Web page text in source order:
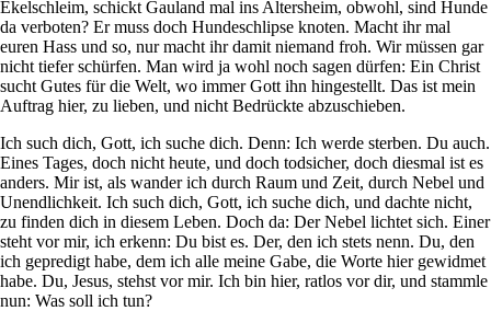
Ekelschleim, schickt Gauland mal ins Altersheim, obwohl, sind Hunde
da verboten? Er muss doch Hundeschlipse knoten. Macht ihr mal
euren Hass und so, nur macht ihr damit niemand froh. Wir müssen gar
nicht tiefer schürfen. Man wird ja wohl noch sagen dürfen: Ein Christ
sucht Gutes für die Welt, wo immer Gott ihn hingestellt. Das ist mein
Auftrag hier, zu lieben, und nicht Bedrückte abzuschieben.
Ich such dich, Gott, ich suche dich. Denn: Ich werde sterben. Du auch.
Eines Tages, doch nicht heute, und doch todsicher, doch diesmal ist es
anders. Mir ist, als wander ich durch Raum und Zeit, durch Nebel und
Unendlichkeit. Ich such dich, Gott, ich suche dich, und dachte nicht,
zu finden dich in diesem Leben. Doch da: Der Nebel lichtet sich. Einer
steht vor mir, ich erkenn: Du bist es. Der, den ich stets nenn. Du, den
ich gepredigt habe, dem ich alle meine Gabe, die Worte hier gewidmet
habe. Du, Jesus, stehst vor mir. Ich bin hier, ratlos vor dir, und stammle
nun: Was soll ich tun?